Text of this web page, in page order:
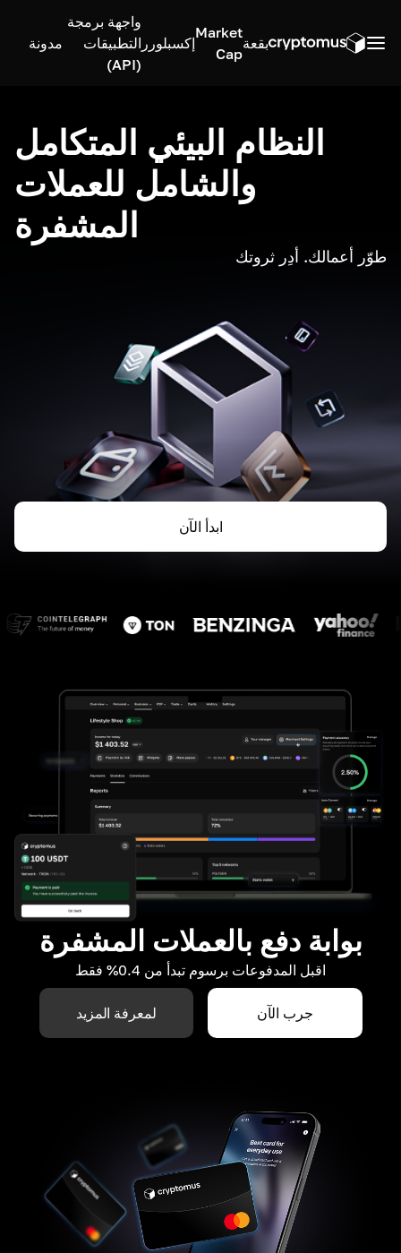
بقعة
Market
Cap
إكسبلورر
واجهة برمجة
التطبيقات
(API)
مدونة
النظام البيئي المتكامل
والشامل للعملات
المشفرة
طوّر أعمالك. أدِر ثروتك
ابدأ الآن
بوابة دفع بالعملات المشفرة
اقبل المدفوعات برسوم تبدأ من 0.4% فقط
جرب الآن لمعرفة المزيد